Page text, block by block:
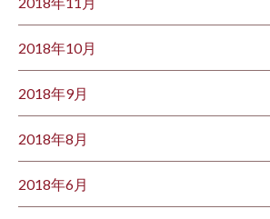
2018年10月
2018年9月
2018年8月
2018年6月